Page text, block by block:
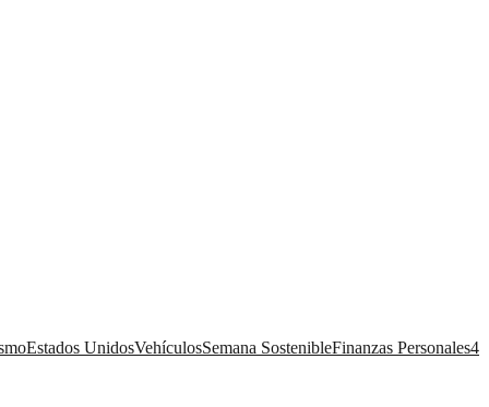
Estados UnidosVehículosSemana SostenibleFinanzas Personales4